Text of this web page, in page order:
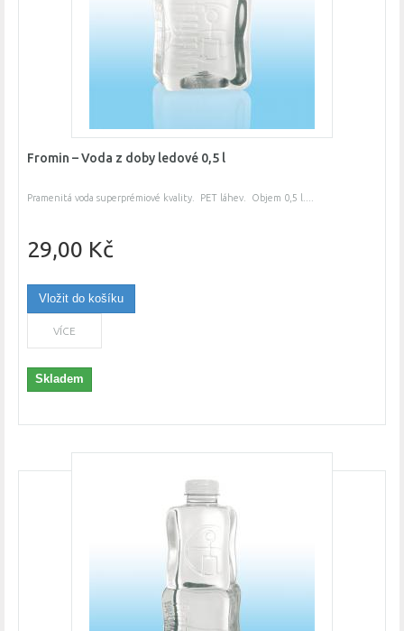
Fromin – Voda z doby ledové 0,5 l
Pramenitá voda superprémiové kvality. PET láhev. Objem 0,5 l....
29,00 Kč
Vložit do košíku
VÍCE
Skladem